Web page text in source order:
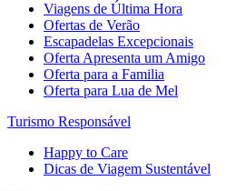
Viagens de Última Hora
Ofertas de Verão
Escapadelas Excepcionais
Oferta Apresenta um Amigo
Oferta para a Familia
Oferta para Lua de Mel
Turismo Responsável
Happy to Care
Dicas de Viagem Sustentável